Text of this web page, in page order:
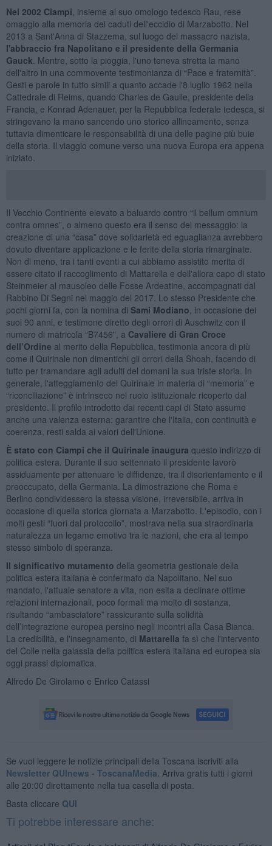
Nel 2002 Ciampi , insieme al suo omologo tedesco Rau, rese
omaggio alla memoria dei caduti dell'eccidio di Marzabotto. Nel
2013 a Sant'Anna di Stazzema, sul luogo del massacro nazista,
l'abbraccio fra Napolitano e il presidente della Germania
Gauck . Mentre, sotto la pioggia, l'uno teneva stretta la mano
dell'altro in una commovente testimonianza di “Pace e fraternità”.
Gesti e parole in tutto simili a quanto accade l'8 luglio 1962 nella
Cattedrale di Reims, quando Charles de Gaulle, presidente della
Francia, e Konrad Adenauer, per la Repubblica federale tedesca, si
stringevano la mano sancendo uno storico allineamento, senza
tuttavia dimenticare le responsabilità di una delle pagine più buie
della storia. Il viaggio comune verso una nuova Europa era appena
iniziato.
Il Vecchio Continente elevato a baluardo contro “il bellum omnium
contra omnes”, o almeno questo era il senso del messaggio: la
creazione di una “casa” dove solidarietà ed eguaglianza avrebbero
dovuto diventare applicazione e le ferite della storia rimarginate.
Non di meno, tra i tanti eventi a cui abbiamo assistito merita di
essere citato il raccoglimento di Mattarella e dell'allora capo di stato
Steinmeier al mausoleo delle Fosse Ardeatine, accompagnati dal
Rabbino Di Segni nel maggio del 2017. Lo stesso Presidente che
pochi giorni fa, con la nomina di Sami Modiano , in occasione dei
suoi 90 anni, e testimone diretto degli orrori di Auschwitz con il
numero di matricola “B7456", a Cavaliere di Gran Croce
dell’Ordine al merito della Repubblica, testimonia ancora di più
come il Quirinale non dimentichi gli orrori della Shoah, facendo di
tutto per tramandare agli adulti del domani la sua triste storia. In
generale, l'atteggiamento del Quirinale in materia di “memoria” e
“riconciliazione” è intrinseco nel ruolo istituzionale ricoperto dal
presidente. Il profilo introdotto dai recenti capi di Stato assume
anche una valenza esterna: garantire che l'Italia, con continuità e
coerenza, resti salda ai valori dell'Unione.
È stato con Ciampi che il Quirinale inaugura questo indirizzo di
politica estera. Durante il suo settennato il presidente lavorò
assiduamente per attenuare le diffidenze, tra il disorientamento e il
preoccupato, della Germania. La dimostrazione che Roma e
Berlino condividessero la stessa visione, irreversibile, arriva in
occasione di quella storica giornata a Marzabotto. L'episodio, con i
molti gesti “fuori dal protocollo”, mostrava nella sua straordinaria
naturalezza un legame emotivo tra le nazioni, che era al tempo
stesso simbolo di speranza.
Il significativo mutamento della geometria gestionale della
politica estera italiana è confermato da Napolitano. Nel suo
mandato, l'attuale senatore a vita, non esita a declinare ottime
relazioni internazionali, poco formali ma molto di sostanza,
risultando “ambasciatore” rassicurante sulla solidità
dell’integrazione europea persino negli incontri alla Casa Bianca.
La credibilità, e l'insegnamento, di Mattarella fa sì che l'intervento
del Colle nella galassia della politica estera italiana ed europea sia
oggi prassi diplomatica.
Alfredo De Girolamo e Enrico Catassi
Se vuoi leggere le notizie principali della Toscana iscriviti alla
Newsletter QUInews - ToscanaMedia. Arriva gratis tutti i giorni
alle 20:00 direttamente nella tua casella di posta.
Basta cliccare QUI
Ti potrebbe interessare anche: